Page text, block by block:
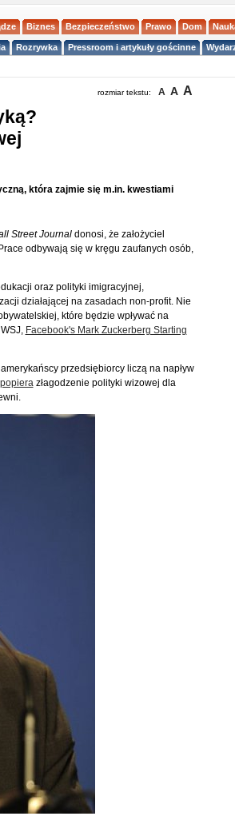
Biznes Bezpieczeństwo Prawo Dom
Rozrywka Pressroom i artykuły gościnne
rozmiar tekstu: A A A
która zajmie się m.in. kwestiami
Street Journal donosi, że założyciel
odbywają się w kręgu zaufanych osób,
oraz polityki imigracyjnej,
działającej na zasadach non-profit. Nie
które będzie wpływać na
Facebook's Mark Zuckerberg Starting
przedsiębiorcy liczą na napływ
złagodzenie polityki wizowej dla